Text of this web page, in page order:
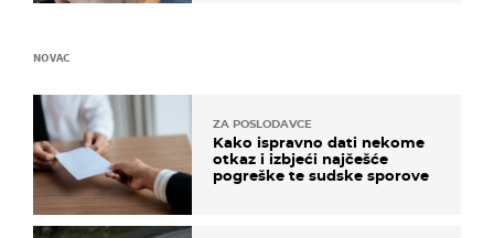
NOVAC
ZA POSLODAVCE
Kako ispravno dati nekome
otkaz i izbjeći najčešće
pogreške te sudske sporove